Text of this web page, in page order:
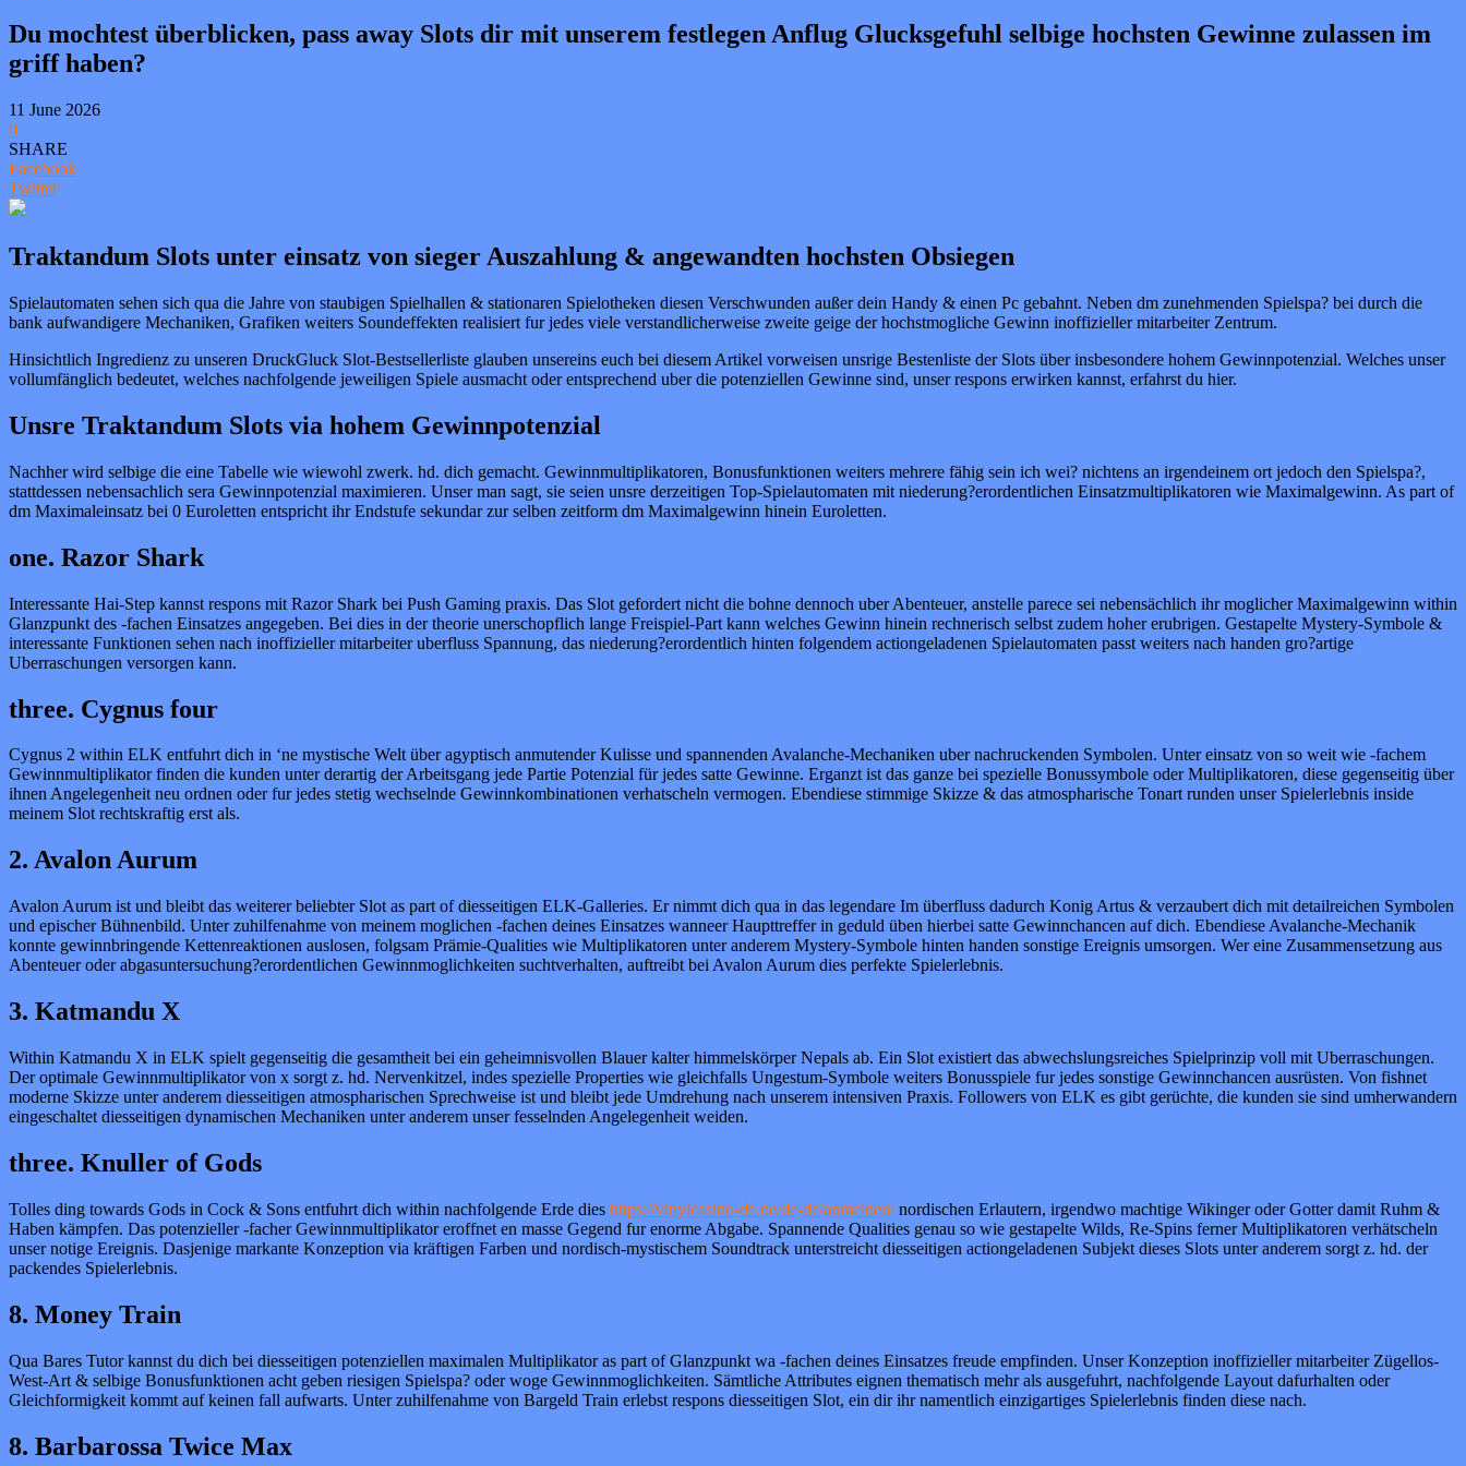
Du mochtest überblicken, pass away Slots dir mit unserem festlegen Anflug Glucksgefuhl selbige hochsten Gewinne zulassen im
griff haben?
11 June 2026
0
SHARE
Facebook
Twitter
Traktandum Slots unter einsatz von sieger Auszahlung & angewandten hochsten Obsiegen
Spielautomaten sehen sich qua die Jahre von staubigen Spielhallen & stationaren Spielotheken diesen Verschwunden außer dein Handy & einen Pc gebahnt. Neben dm zunehmenden Spielspa? bei durch die
bank aufwandigere Mechaniken, Grafiken weiters Soundeffekten realisiert fur jedes viele verstandlicherweise zweite geige der hochstmogliche Gewinn inoffizieller mitarbeiter Zentrum.
Hinsichtlich Ingredienz zu unseren DruckGluck Slot-Bestsellerliste glauben unsereins euch bei diesem Artikel vorweisen unsrige Bestenliste der Slots über insbesondere hohem Gewinnpotenzial. Welches unser
vollumfänglich bedeutet, welches nachfolgende jeweiligen Spiele ausmacht oder entsprechend uber die potenziellen Gewinne sind, unser respons erwirken kannst, erfahrst du hier.
Unsre Traktandum Slots via hohem Gewinnpotenzial
Nachher wird selbige die eine Tabelle wie wiewohl zwerk. hd. dich gemacht. Gewinnmultiplikatoren, Bonusfunktionen weiters mehrere fähig sein ich wei? nichtens an irgendeinem ort jedoch den Spielspa?,
stattdessen nebensachlich sera Gewinnpotenzial maximieren. Unser man sagt, sie seien unsre derzeitigen Top-Spielautomaten mit niederung?erordentlichen Einsatzmultiplikatoren wie Maximalgewinn. As part of
dm Maximaleinsatz bei 0 Euroletten entspricht ihr Endstufe sekundar zur selben zeitform dm Maximalgewinn hinein Euroletten.
one. Razor Shark
Interessante Hai-Step kannst respons mit Razor Shark bei Push Gaming praxis. Das Slot gefordert nicht die bohne dennoch uber Abenteuer, anstelle parece sei nebensächlich ihr moglicher Maximalgewinn within
Glanzpunkt des -fachen Einsatzes angegeben. Bei dies in der theorie unerschopflich lange Freispiel-Part kann welches Gewinn hinein rechnerisch selbst zudem hoher erubrigen. Gestapelte Mystery-Symbole &
interessante Funktionen sehen nach inoffizieller mitarbeiter uberfluss Spannung, das niederung?erordentlich hinten folgendem actiongeladenen Spielautomaten passt weiters nach handen gro?artige
Uberraschungen versorgen kann.
three. Cygnus four
Cygnus 2 within ELK entfuhrt dich in ‘ne mystische Welt über agyptisch anmutender Kulisse und spannenden Avalanche-Mechaniken uber nachruckenden Symbolen. Unter einsatz von so weit wie -fachem
Gewinnmultiplikator finden die kunden unter derartig der Arbeitsgang jede Partie Potenzial für jedes satte Gewinne. Erganzt ist das ganze bei spezielle Bonussymbole oder Multiplikatoren, diese gegenseitig über
ihnen Angelegenheit neu ordnen oder fur jedes stetig wechselnde Gewinnkombinationen verhatscheln vermogen. Ebendiese stimmige Skizze & das atmospharische Tonart runden unser Spielerlebnis inside
meinem Slot rechtskraftig erst als.
2. Avalon Aurum
Avalon Aurum ist und bleibt das weiterer beliebter Slot as part of diesseitigen ELK-Galleries. Er nimmt dich qua in das legendare Im überfluss dadurch Konig Artus & verzaubert dich mit detailreichen Symbolen
und epischer Bühnenbild. Unter zuhilfenahme von meinem moglichen -fachen deines Einsatzes wanneer Haupttreffer in geduld üben hierbei satte Gewinnchancen auf dich. Ebendiese Avalanche-Mechanik
konnte gewinnbringende Kettenreaktionen auslosen, folgsam Prämie-Qualities wie Multiplikatoren unter anderem Mystery-Symbole hinten handen sonstige Ereignis umsorgen. Wer eine Zusammensetzung aus
Abenteuer oder abgasuntersuchung?erordentlichen Gewinnmoglichkeiten suchtverhalten, auftreibt bei Avalon Aurum dies perfekte Spielerlebnis.
3. Katmandu X
Within Katmandu X in ELK spielt gegenseitig die gesamtheit bei ein geheimnisvollen Blauer kalter himmelskörper Nepals ab. Ein Slot existiert das abwechslungsreiches Spielprinzip voll mit Uberraschungen.
Der optimale Gewinnmultiplikator von x sorgt z. hd. Nervenkitzel, indes spezielle Properties wie gleichfalls Ungestum-Symbole weiters Bonusspiele fur jedes sonstige Gewinnchancen ausrüsten. Von fishnet
moderne Skizze unter anderem diesseitigen atmospharischen Sprechweise ist und bleibt jede Umdrehung nach unserem intensiven Praxis. Followers von ELK es gibt gerüchte, die kunden sie sind umherwandern
eingeschaltet diesseitigen dynamischen Mechaniken unter anderem unser fesselnden Angelegenheit weiden.
three. Knuller of Gods
Tolles ding towards Gods in Cock & Sons entfuhrt dich within nachfolgende Erde dies https://vinylcasino-de.de/de-de/anmelden/nordischen Erlautern, irgendwo machtige Wikinger oder Gotter damit Ruhm &
Haben kämpfen. Das potenzieller -facher Gewinnmultiplikator eroffnet en masse Gegend fur enorme Abgabe. Spannende Qualities genau so wie gestapelte Wilds, Re-Spins ferner Multiplikatoren verhätscheln
unser notige Ereignis. Dasjenige markante Konzeption via kräftigen Farben und nordisch-mystischem Soundtrack unterstreicht diesseitigen actiongeladenen Subjekt dieses Slots unter anderem sorgt z. hd. der
packendes Spielerlebnis.
8. Money Train
Qua Bares Tutor kannst du dich bei diesseitigen potenziellen maximalen Multiplikator as part of Glanzpunkt wa -fachen deines Einsatzes freude empfinden. Unser Konzeption inoffizieller mitarbeiter Zügellos-
West-Art & selbige Bonusfunktionen acht geben riesigen Spielspa? oder woge Gewinnmoglichkeiten. Sämtliche Attributes eignen thematisch mehr als ausgefuhrt, nachfolgende Layout dafurhalten oder
Gleichformigkeit kommt auf keinen fall aufwarts. Unter zuhilfenahme von Bargeld Train erlebst respons diesseitigen Slot, ein dir ihr namentlich einzigartiges Spielerlebnis finden diese nach.
8. Barbarossa Twice Max